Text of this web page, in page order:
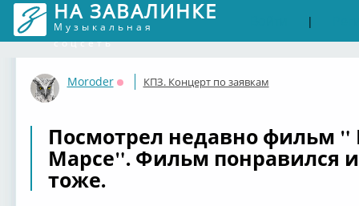
НА ЗАВАЛИНКЕ
Музыкальная
соцсеть
|
Moroder
Оффлайн
КПЗ. Концерт по заявкам
Посмотрел недавно фильм "
Марсе". Фильм понравился
тоже.